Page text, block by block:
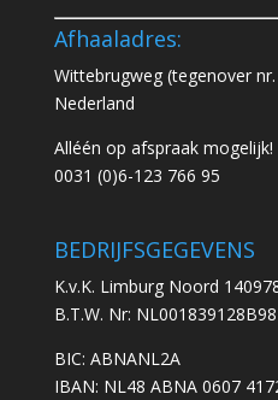
Afhaaladres:
Wittebrugweg (tegenover
Nederland
Alléén op afspraak mogelijk!
0031 (0)6-123 766 95
BEDRIJFSGEGEVENS
K.v.K. Limburg Noord
B.T.W. Nr: NL001839128B98
BIC: ABNANL2A
IBAN: NL48 ABNA 0607